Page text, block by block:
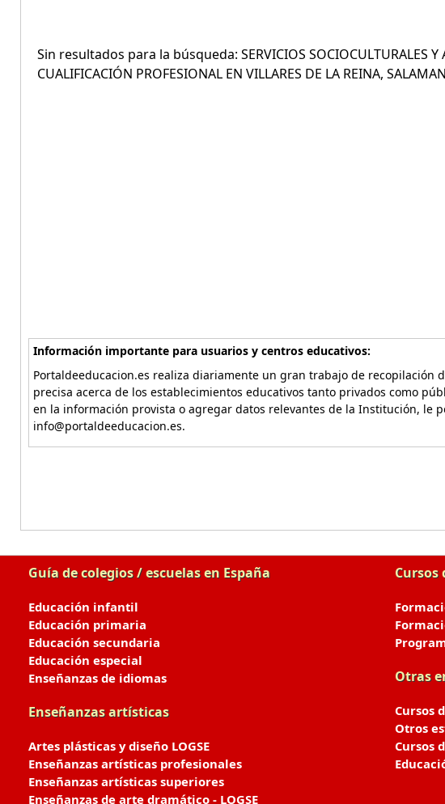
Sin resultados para la búsqueda: SERVICIOS SOCIOCULTURALES Y
CUALIFICACIÓN PROFESIONAL EN VILLARES DE LA REINA,
Información importante para usuarios y centros educativos:
Portaldeeducacion.es realiza diariamente un gran trabajo de recopilación
precisa acerca de los establecimientos educativos tanto privados como
en la información provista o agregar datos relevantes de la Institución, le
info@portaldeeducacion.es.
Guía de colegios / escuelas en España
Educación infantil
Educación primaria
Educación secundaria
Educación especial
Enseñanzas de idiomas
Enseñanzas artísticas
Artes plásticas y diseño LOGSE
Enseñanzas artísticas profesionales
Enseñanzas artísticas superiores
Enseñanzas de arte dramático - LOGSE
Otras
Cursos
Otros
Cursos